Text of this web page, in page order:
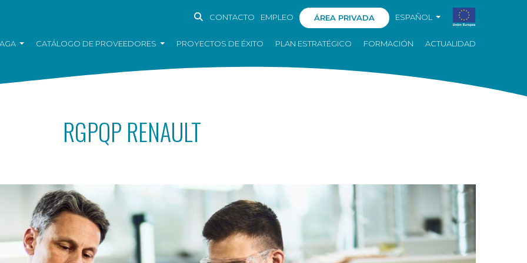
CONTACTO EMPLEO ÁREA PRIVADA ESPAÑOL
CATÁLOGO DE PROVEEDORES PROYECTOS DE ÉXITO PLAN ESTRATÉGICO FORMACIÓN ACTUALIDAD
RGPQP RENAULT